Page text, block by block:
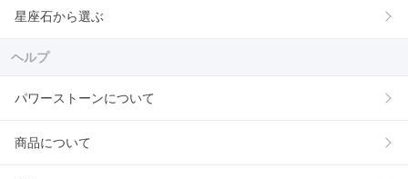
星座石から選ぶ
ヘルプ
パワーストーンについて
商品について